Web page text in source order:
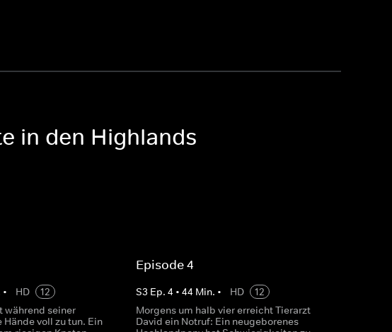
in den Highlands
• HD
12
während seiner
voll zu tun. Ein
Episode 4
S3 Ep. 4 • 44 Min. • HD
12
Morgens um halb vier erreicht Tierarzt
David ein Notruf: Ein neugeborenes